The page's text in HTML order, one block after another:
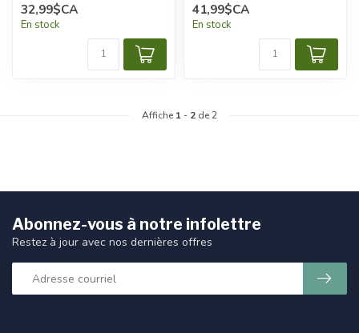
32,99$CA
En stock
41,99$CA
En stock
Affiche 1 - 2 de 2
Abonnez-vous à notre infolettre
Restez à jour avec nos dernières offres